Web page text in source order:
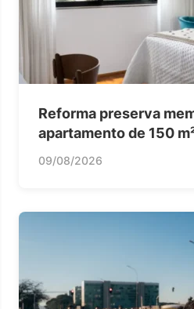
Reforma preserva
apartamento de 150
09/08/2026